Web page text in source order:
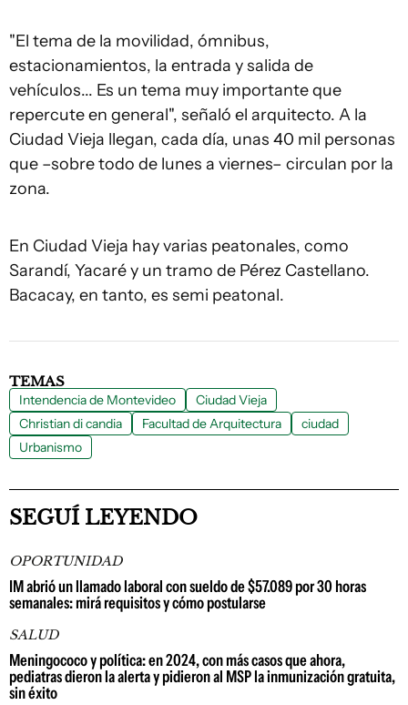
"El tema de la movilidad, ómnibus,
estacionamientos, la entrada y salida de
vehículos... Es un tema muy importante que
repercute en general", señaló el arquitecto. A la
Ciudad Vieja llegan, cada día, unas 40 mil personas
que –sobre todo de lunes a viernes– circulan por la
zona.
En Ciudad Vieja hay varias peatonales, como
Sarandí, Yacaré y un tramo de Pérez Castellano.
Bacacay, en tanto, es semi peatonal.
TEMAS
Intendencia de Montevideo
Ciudad Vieja
Christian di candia
Facultad de Arquitectura
ciudad
Urbanismo
SEGUÍ LEYENDO
OPORTUNIDAD
IM abrió un llamado laboral con sueldo de $57.089 por 30 horas
semanales: mirá requisitos y cómo postularse
SALUD
Meningococo y política: en 2024, con más casos que ahora,
pediatras dieron la alerta y pidieron al MSP la inmunización gratuita,
sin éxito